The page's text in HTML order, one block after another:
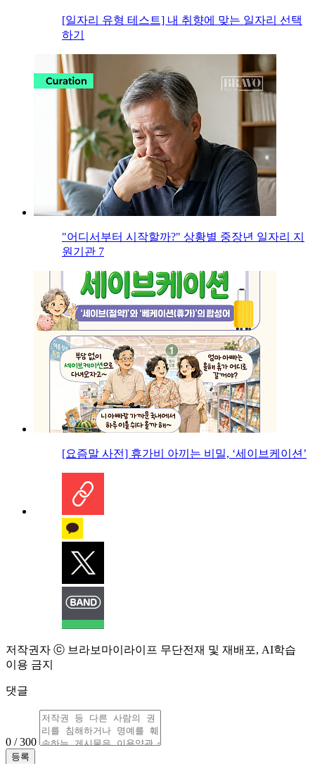
[일자리 유형 테스트] 내 취향에 맞는 일자리 선택
하기
"어디서부터 시작할까?" 상황별 중장년 일자리 지
원기관 7
[요즘말 사전] 휴가비 아끼는 비밀, ‘세이브케이션’
저작권자 ⓒ 브라보마이라이프 무단전재 및 재배포, AI학습
이용 금지
댓글
0 / 300